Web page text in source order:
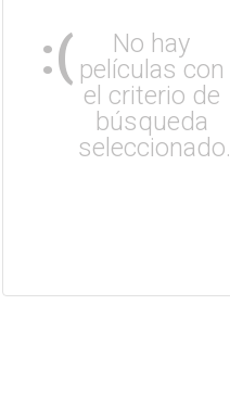
:(
No hay
películas con
el criterio de
búsqueda
seleccionado.